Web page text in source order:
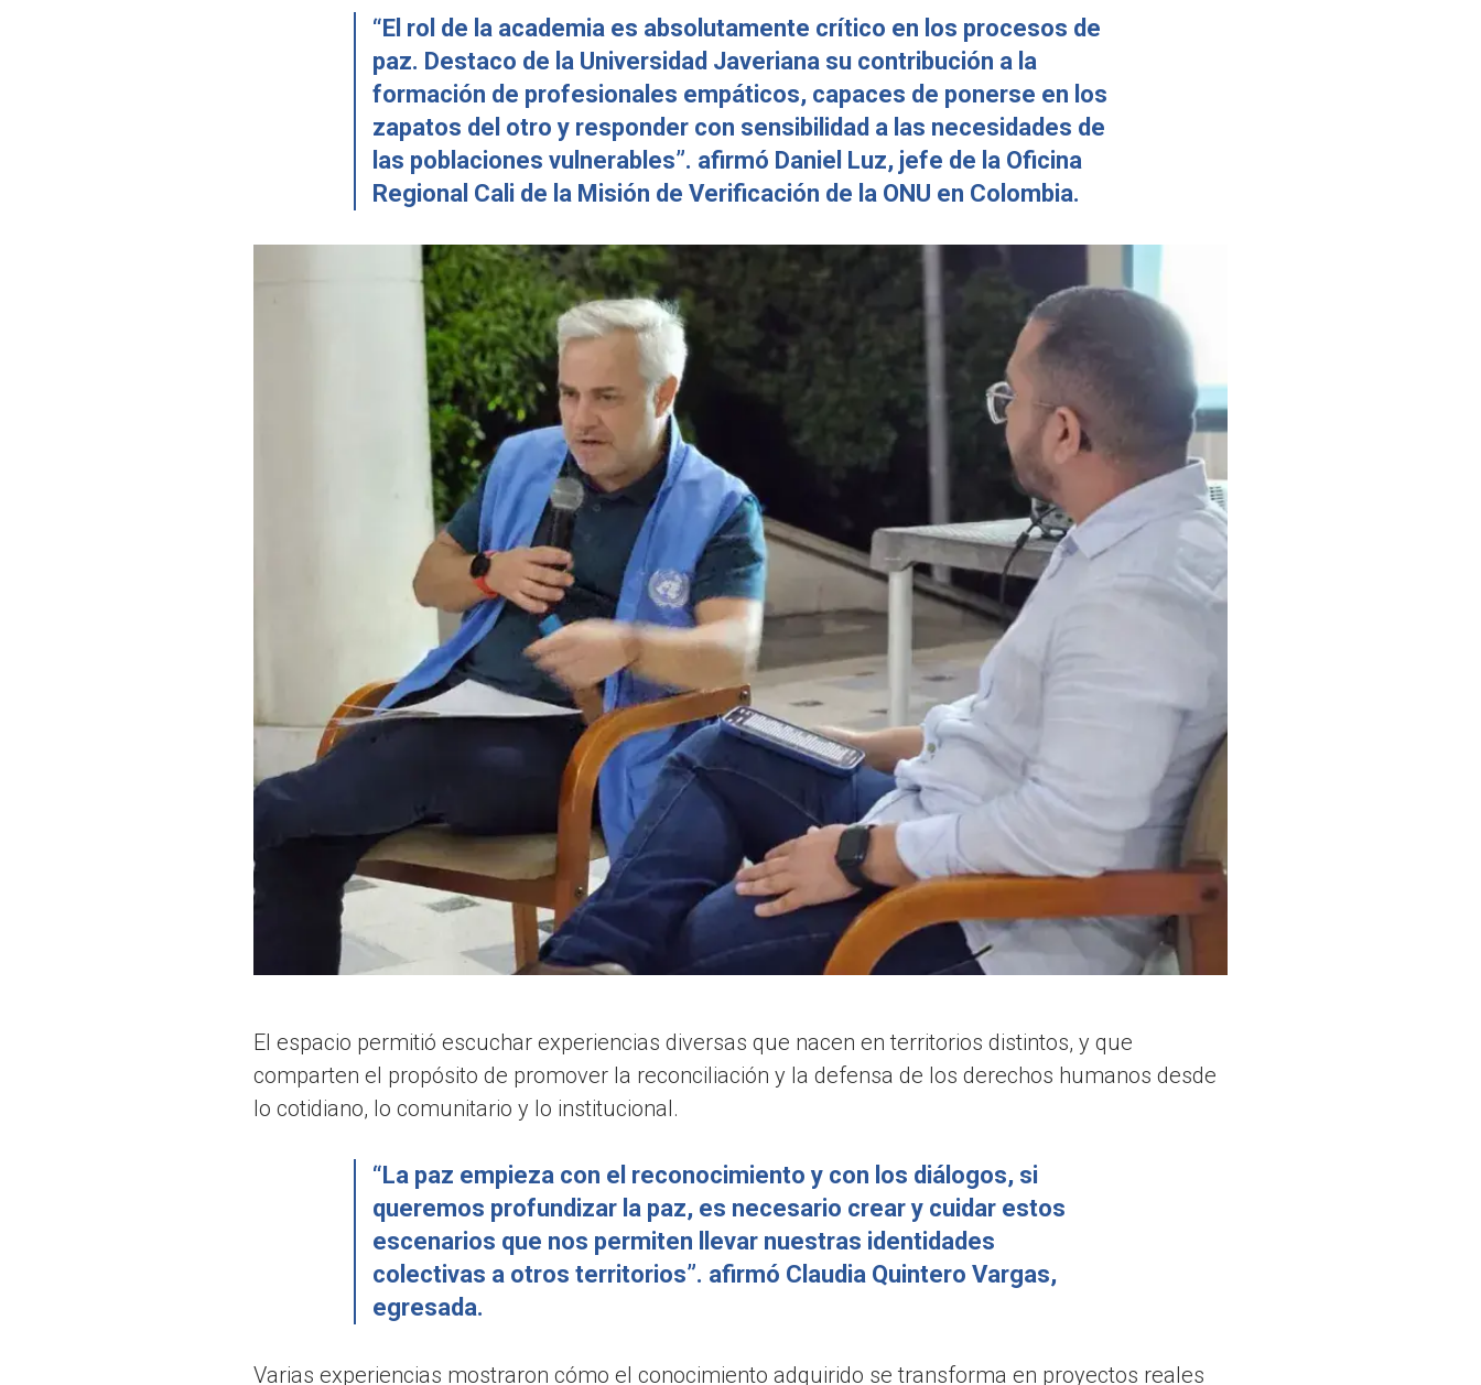
“El rol de la academia es absolutamente crítico en los procesos de
paz. Destaco de la Universidad Javeriana su contribución a la
formación de profesionales empáticos, capaces de ponerse en los
zapatos del otro y responder con sensibilidad a las necesidades de
las poblaciones vulnerables”. afirmó Daniel Luz, jefe de la Oficina
Regional Cali de la Misión de Verificación de la ONU en Colombia.
El espacio permitió escuchar experiencias diversas que nacen en territorios distintos, y que
comparten el propósito de promover la reconciliación y la defensa de los derechos humanos desde
lo cotidiano, lo comunitario y lo institucional.
“La paz empieza con el reconocimiento y con los diálogos, si
queremos profundizar la paz, es necesario crear y cuidar estos
escenarios que nos permiten llevar nuestras identidades
colectivas a otros territorios”. afirmó Claudia Quintero Vargas,
egresada.
Varias experiencias mostraron cómo el conocimiento adquirido se transforma en proyectos reales